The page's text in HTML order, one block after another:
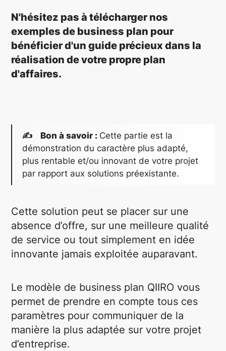
N'hésitez pas à télécharger nos
exemples de business plan pour
bénéficier d'un guide précieux dans la
réalisation de votre propre plan
d'affaires.
✍ Bon à savoir : Cette partie est la
démonstration du caractère plus adapté,
plus rentable et/ou innovant de votre projet
par rapport aux solutions préexistante.
Cette solution peut se placer sur une
absence d’offre, sur une meilleure qualité
de service ou tout simplement en idée
innovante jamais exploitée auparavant.
Le modèle de business plan QIIRO vous
permet de prendre en compte tous ces
paramètres pour communiquer de la
manière la plus adaptée sur votre projet
d’entreprise.